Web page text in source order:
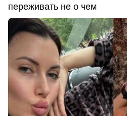
переживать не о чем